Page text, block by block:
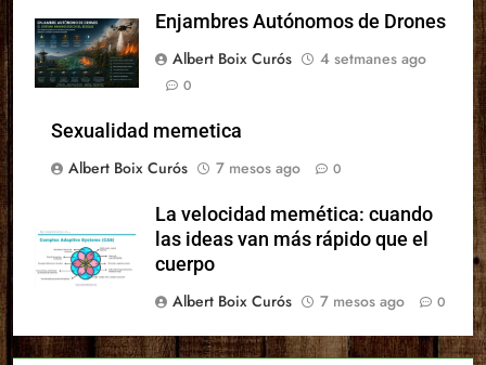
Enjambres Autónomos de Drones
Albert Boix Curós
4 setmanes ago
0
Sexualidad memetica
Albert Boix Curós
7 mesos ago 0
La velocidad memética: cuando
las ideas van más rápido que el
cuerpo
Albert Boix Curós
7 mesos ago 0